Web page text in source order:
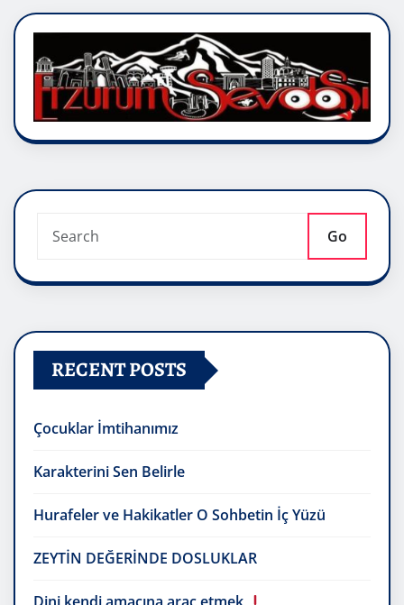
Go
RECENT POSTS
Çocuklar İmtihanımız
Karakterini Sen Belirle
Hurafeler ve Hakikatler O Sohbetin İç Yüzü
ZEYTİN DEĞERİNDE DOSLUKLAR